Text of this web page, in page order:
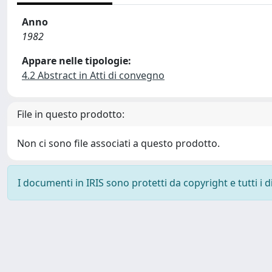
Anno
1982
Appare nelle tipologie:
4.2 Abstract in Atti di convegno
File in questo prodotto:
Non ci sono file associati a questo prodotto.
I documenti in IRIS sono protetti da copyright e tutti i